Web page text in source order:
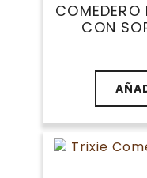
opciones
se
elegir
página
de
producto
COMEDERO
CON